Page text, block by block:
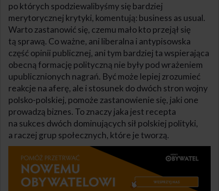
po których spodziewalibyśmy się bardziej
merytorycznej krytyki, komentują: business as usual.
Warto zastanowić się, czemu mało kto przejął się
tą sprawą. Co ważne, ani liberalna i antypisowska
część opinii publicznej, ani tym bardziej ta wspierająca
obecną formację polityczną nie były pod wrażeniem
upublicznionych nagrań. Być może lepiej zrozumieć
reakcje na aferę, ale i stosunek do dwóch stron wojny
polsko-polskiej, pomoże zastanowienie się, jaki one
prowadzą biznes. To znaczy jaka jest recepta
na sukces dwóch dominujących sił polskiej polityki,
a raczej grup społecznych, które je tworzą.